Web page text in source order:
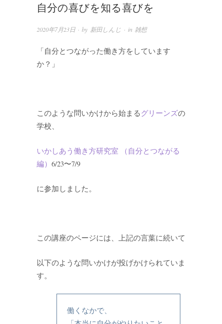
自分の喜びを知る喜びを
2020年7月23日· by 新田しんじ · in 雑想
「自分とつながった働き方をしています
か？」
このような問いかけから始まる グリーンズの
学校、
いかしあう働き方研究室 （自分とつながる
編） 6/23〜7/9
に参加しました。
この講座のページには、上記の言葉に続いて
以下のような問いかけが投げかけられていま
す。
働くなかで、